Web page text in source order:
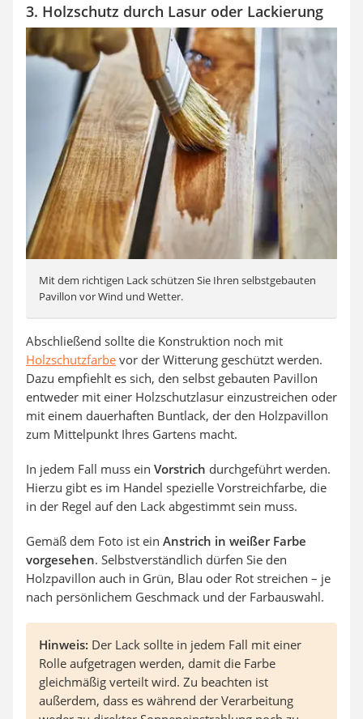
3. Holzschutz durch Lasur oder Lackierung
Mit dem richtigen Lack schützen Sie Ihren selbstgebauten
Pavillon vor Wind und Wetter.
Abschließend sollte die Konstruktion noch mit
Holzschutzfarbe vor der Witterung geschützt werden.
Dazu empfiehlt es sich, den selbst gebauten Pavillon
entweder mit einer Holzschutzlasur einzustreichen oder
mit einem dauerhaften Buntlack, der den Holzpavillon
zum Mittelpunkt Ihres Gartens macht.
In jedem Fall muss ein Vorstrich durchgeführt werden.
Hierzu gibt es im Handel spezielle Vorstreichfarbe, die
in der Regel auf den Lack abgestimmt sein muss.
Gemäß dem Foto ist ein Anstrich in weißer Farbe
vorgesehen. Selbstverständlich dürfen Sie den
Holzpavillon auch in Grün, Blau oder Rot streichen – je
nach persönlichem Geschmack und der Farbauswahl.
Hinweis: Der Lack sollte in jedem Fall mit einer
Rolle aufgetragen werden, damit die Farbe
gleichmäßig verteilt wird. Zu beachten ist
außerdem, dass es während der Verarbeitung